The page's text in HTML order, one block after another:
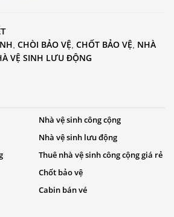
, CHÒI BẢO VỆ, CHỐT BẢO VỆ, NHÀ
VỆ SINH LƯU ĐỘNG
Nhà vệ sinh công cộng
Nhà vệ sinh lưu động
Thuê nhà vệ sinh công cộng giá rẻ
Chốt bảo vệ
Cabin bán vé